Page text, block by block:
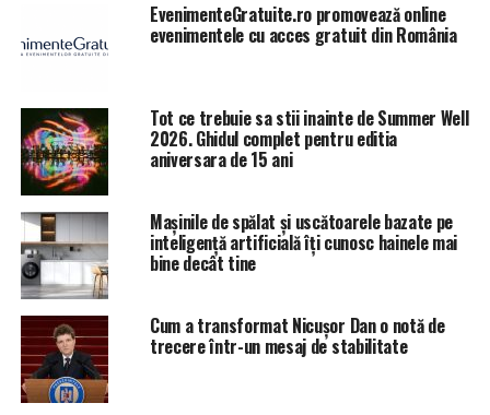
EvenimenteGratuite.ro promovează online
evenimentele cu acces gratuit din România
Tot ce trebuie sa stii inainte de Summer Well
2026. Ghidul complet pentru editia
aniversara de 15 ani
Mașinile de spălat și uscătoarele bazate pe
inteligență artificială îți cunosc hainele mai
bine decât tine
Cum a transformat Nicușor Dan o notă de
trecere într-un mesaj de stabilitate